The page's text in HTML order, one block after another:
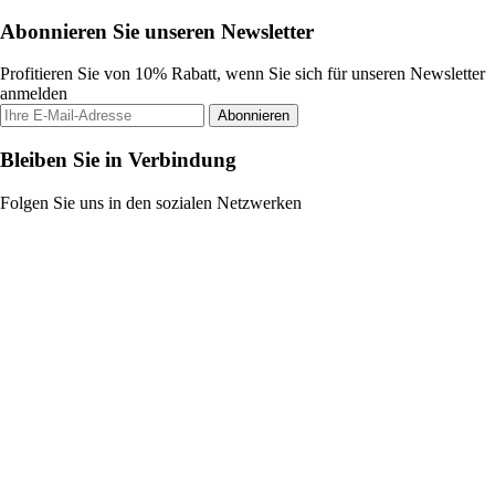
Abonnieren Sie unseren Newsletter
Profitieren Sie von 10% Rabatt, wenn Sie sich für unseren Newsletter
anmelden
Abonnieren
Bleiben Sie in Verbindung
Folgen Sie uns in den sozialen Netzwerken